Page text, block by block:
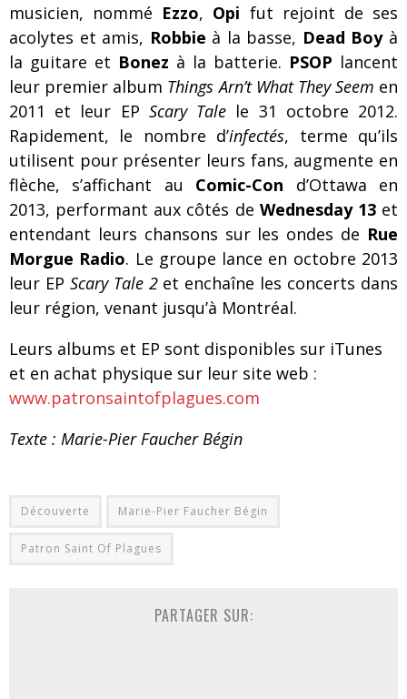
musicien, nommé Ezzo, Opi fut rejoint de ses
acolytes et amis, Robbie à la basse, Dead Boyà
la guitare et Bonez à la batterie. PSOP lancent
leur premier album Things Arn’t What They Seem en
2011 et leur EP Scary Tale le 31 octobre 2012.
Rapidement, le nombre d’infectés, terme qu’ils
utilisent pour présenter leurs fans, augmente en
flèche, s’affichant au Comic-Con d’Ottawa en
2013, performant aux côtés de Wednesday 13 et
entendant leurs chansons sur les ondes de Rue
Morgue Radio. Le groupe lance en octobre 2013
leur EP Scary Tale 2et enchaîne les concerts dans
leur région, venant jusqu’à Montréal.
Leurs albums et EP sont disponibles sur iTunes
et en achat physique sur leur site web :
www.patronsaintofplagues.com
Texte : Marie-Pier Faucher Bégin
Découverte Marie-Pier Faucher Bégin
Patron Saint Of Plagues
PARTAGER SUR: